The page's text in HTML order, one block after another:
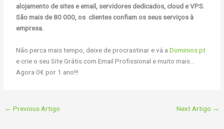
alojamento de sites e email, servidores dedicados, cloud e VPS.
São mais de 80 000, os clientes confiam os seus serviços à
empresa.
Não perca mais tempo, deixe de procrastinar e vá a Dominios.pt
e crie o seu Site Grátis com Email Profissional e muito mais…
Agora 0€ por 1 ano!!!
← Previous Artigo Next Artigo →